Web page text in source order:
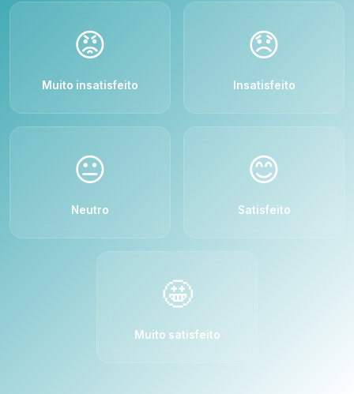
😡
Muito insatisfeito
😞
Insatisfeito
😐
Neutro
😊
Satisfeito
🤩
Muito satisfeito